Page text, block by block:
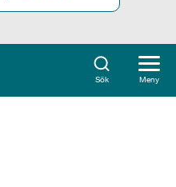
Sök Meny